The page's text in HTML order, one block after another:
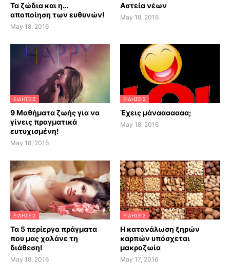
Τα ζώδια και η…
αποποίηση των ευθυνών!
May 18, 2016
Αστεία νέων
May 18, 2016
ΕΙΔΗΣΕΙΣ
9 Μαθήματα ζωής για να
γίνεις πραγματικά
ευτυχισμένη!
May 18, 2016
ΕΙΔΗΣΕΙΣ
Έχεις μάνααααααα;
May 18, 2016
ΕΙΔΗΣΕΙΣ
Τα 5 περίεργα πράγματα
που μας χαλάνε τη
διάθεση!
May 18, 2016
ΕΙΔΗΣΕΙΣ
H κατανάλωση ξηρών
καρπών υπόσχεται
μακροζωία
May 17, 2016